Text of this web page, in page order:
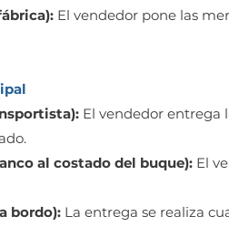
El vendedor pone las
El vendedor entrega
al costado del buque): El
bordo): La entrega se realiza